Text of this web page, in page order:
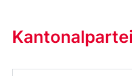
Kantonalpartei